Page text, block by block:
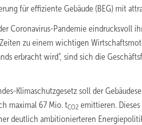
für effiziente Gebäude (BEG) mit
Coronavirus-Pandemie eindrucksvoll
zu einem wichtigen
erbracht wird“, sind sich die
Klimaschutzgesetz soll der
maximal 67 Mio. tCO2 emittieren.
deutlich ambitionierteren